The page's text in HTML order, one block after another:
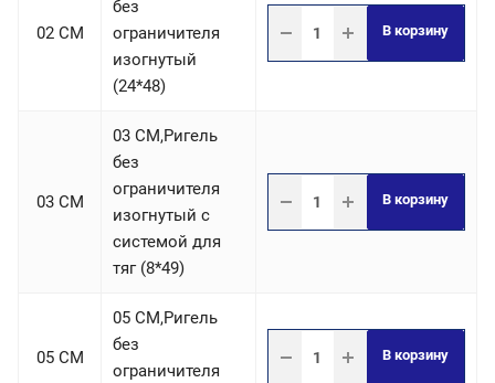
02 СM
без
ограничителя
изогнутый
(24*48)
В корзину
03 СM
03 СM,Ригель
без
ограничителя
изогнутый с
системой для
тяг (8*49)
В корзину
05 СM
05 СM,Ригель
без
ограничителя
В корзину